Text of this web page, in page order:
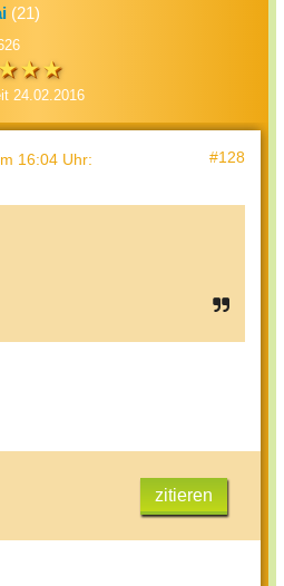
(21)
24.02.2016
16:04 Uhr: #128
zitieren